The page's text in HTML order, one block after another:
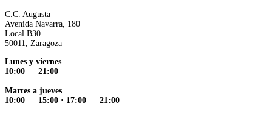
C.C. Augusta
Avenida Navarra, 180
Local B30
50011, Zaragoza
Lunes y viernes
10:00 — 21:00
Martes a jueves
10:00 — 15:00 · 17:00 — 21:00